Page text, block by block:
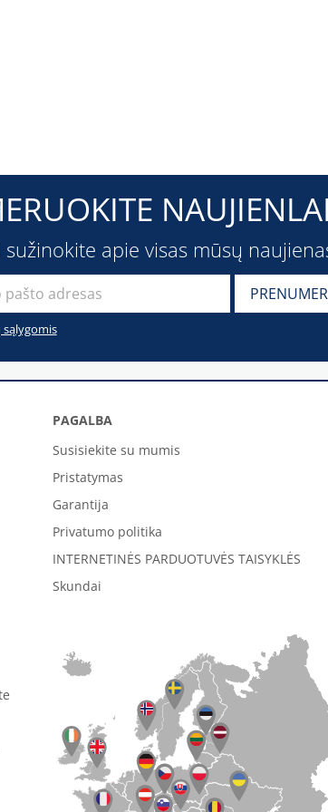
apie visas mūsų
PAGALBA
Susisiekite su mumis
Pristatymas
Garantija
Privatumo politika
INTERNETINĖS PARDUOTUVĖS TAISYKLĖS
Skundai